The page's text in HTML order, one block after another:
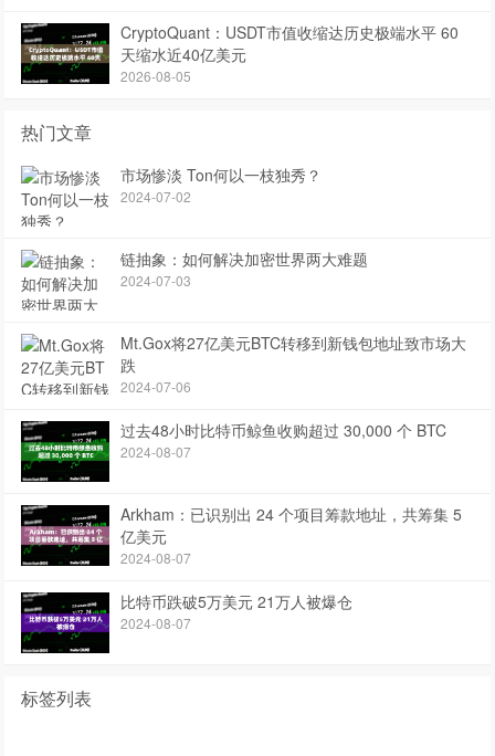
CryptoQuant：USDT市值收缩达历史极端水平 60
天缩水近40亿美元
2026-08-05
热门文章
市场惨淡 Ton何以一枝独秀？
2024-07-02
链抽象：如何解决加密世界两大难题
2024-07-03
Mt.Gox将27亿美元BTC转移到新钱包地址致市场大
跌
2024-07-06
过去48小时比特币鲸鱼收购超过 30,000 个 BTC
2024-08-07
Arkham：已识别出 24 个项目筹款地址，共筹集 5
亿美元
2024-08-07
比特币跌破5万美元 21万人被爆仓
2024-08-07
标签列表